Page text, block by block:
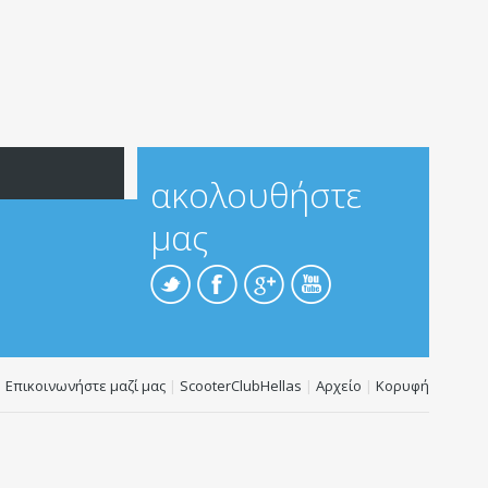
ακολουθήστε
μας
Επικοινωνήστε μαζί μας | ScooterClubHellas |Αρχείο |Κορυφή